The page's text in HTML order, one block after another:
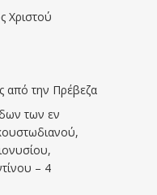
Χριστού
από την Πρέβεζα
των εν
– 4